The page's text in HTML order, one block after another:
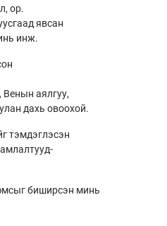
ор.
явсан
инж.
Венын аялгуу,
дахь овоохой.
тэмдэглэсэн
биширсэн минь